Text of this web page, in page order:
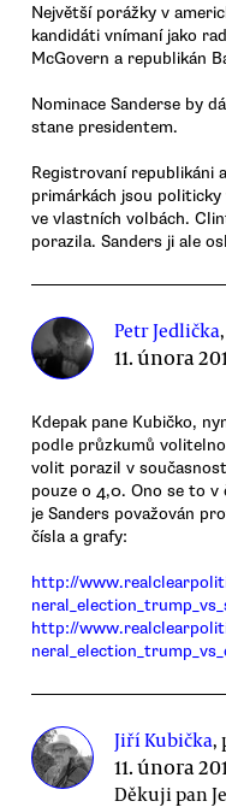
Největší porážky v
kandidáti vnímaní jako
McGovern a republikán
Nominace Sanderse by
stane presidentem.
Registrovaní republikáni
primárkách jsou politicky
ve vlastních volbách.
porazila. Sanders ji ale
Petr Jedlička
11. února
Kdepak pane Kubičko,
podle průzkumů
volit porazil v
pouze o 4,0. Ono se to
je Sanders považován
čísla a grafy:
http://
http://
Jiří Kubička,
11. února
Děkuji pan